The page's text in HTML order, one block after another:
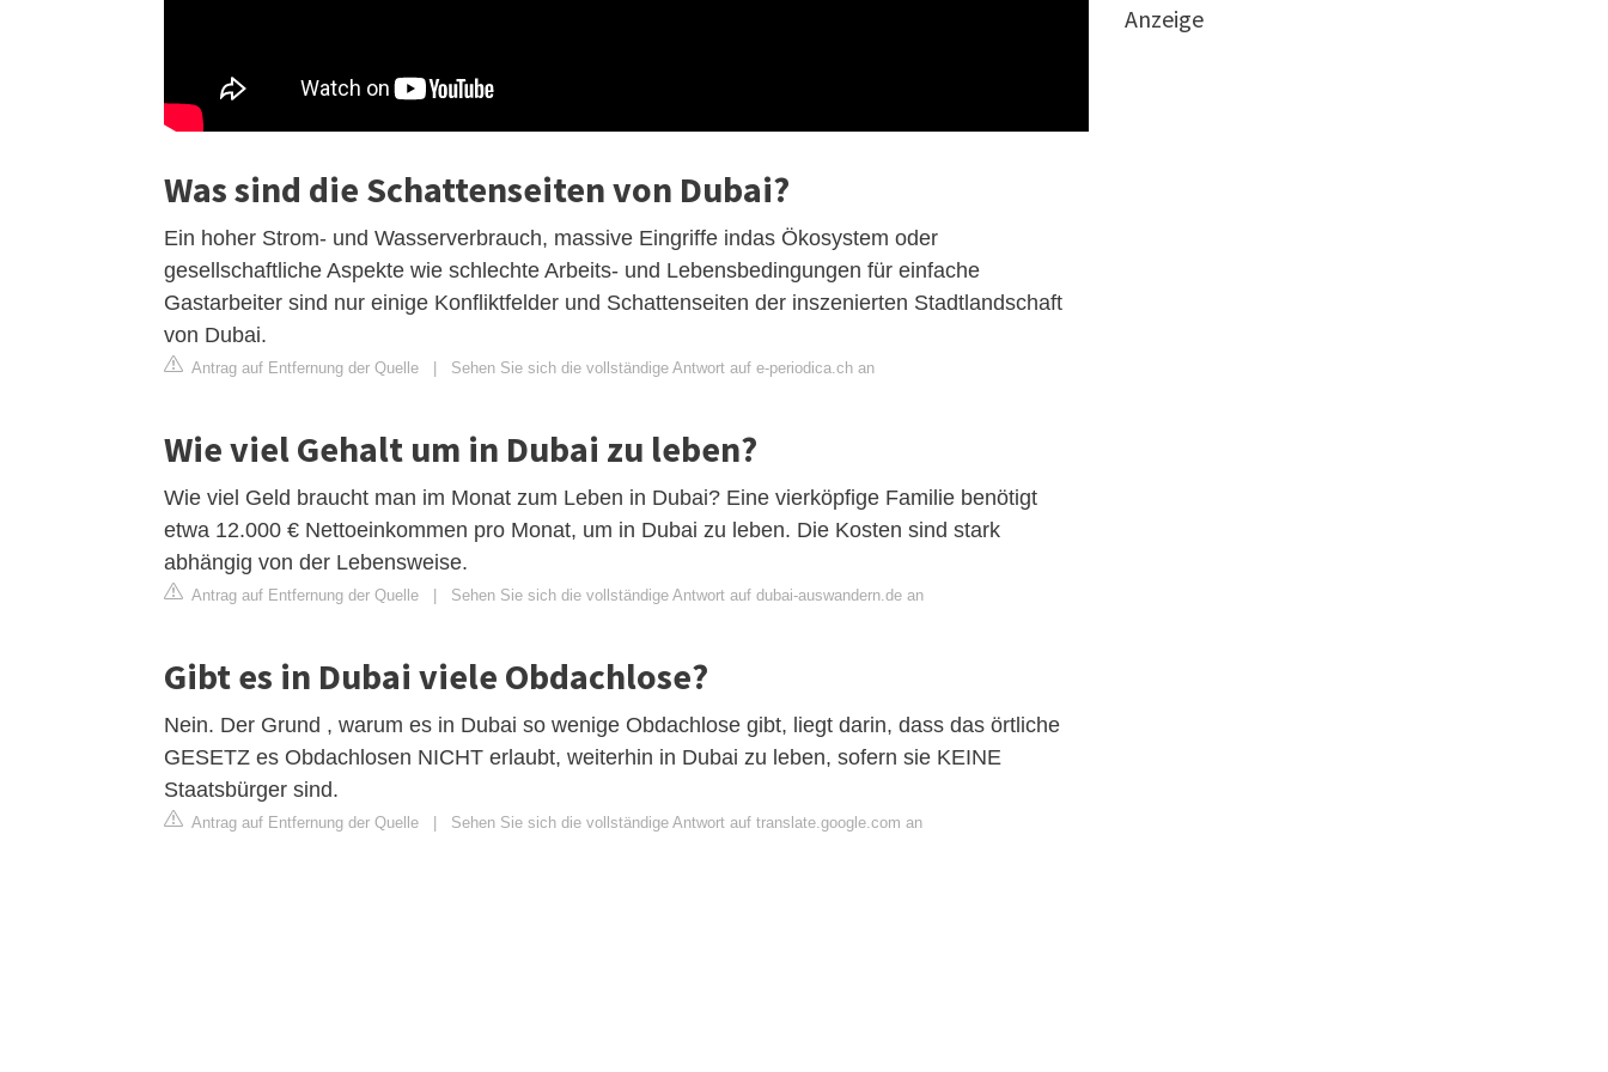
Was sind die Schattenseiten von Dubai?
Ein hoher Strom- und Wasserverbrauch, massive Eingriffe indas Ökosystem oder
gesellschaftliche Aspekte wie schlechte Arbeits- und Lebensbedingungen für einfache
Gastarbeiter sind nur einige Konfliktfelder und Schattenseiten der inszenierten Stadtlandschaft
von Dubai.
Antrag auf Entfernung der Quelle | Sehen Sie sich die vollständige Antwort auf e-periodica.ch an
Wie viel Gehalt um in Dubai zu leben?
Wie viel Geld braucht man im Monat zum Leben in Dubai? Eine vierköpfige Familie benötigt
etwa 12.000 € Nettoeinkommen pro Monat, um in Dubai zu leben. Die Kosten sind stark
abhängig von der Lebensweise.
Antrag auf Entfernung der Quelle | Sehen Sie sich die vollständige Antwort auf dubai-auswandern.de an
Gibt es in Dubai viele Obdachlose?
Nein. Der Grund , warum es in Dubai so wenige Obdachlose gibt, liegt darin, dass das örtliche
GESETZ es Obdachlosen NICHT erlaubt, weiterhin in Dubai zu leben, sofern sie KEINE
Staatsbürger sind.
Antrag auf Entfernung der Quelle | Sehen Sie sich die vollständige Antwort auf translate.google.com an
Anzeige